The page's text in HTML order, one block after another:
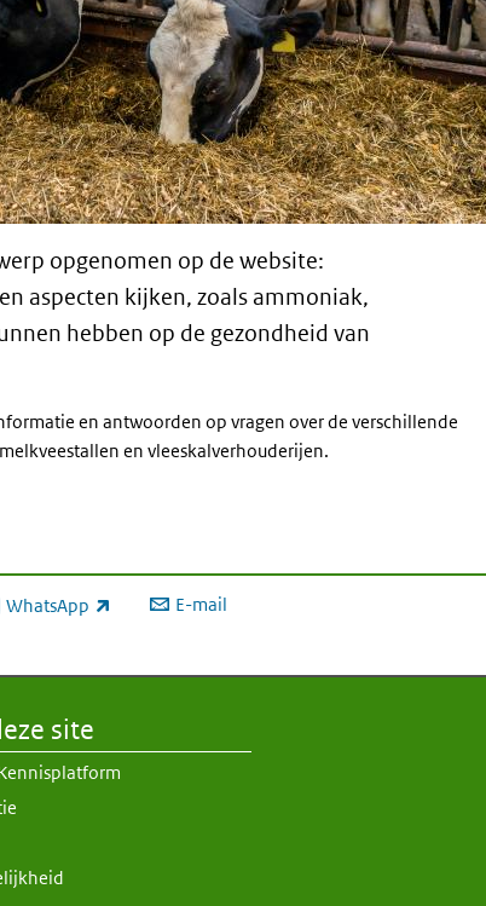
opgenomen op de website:
aspecten kijken, zoals ammoniak,
hebben op de gezondheid van
en antwoorden op vragen over de verschillende
en vleeskalverhouderijen.
WhatsApp
link) E-mail
site